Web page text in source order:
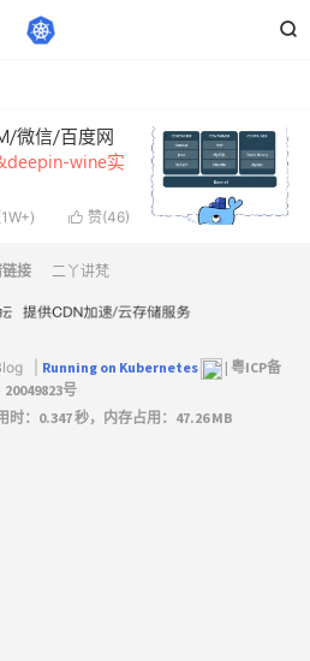

微信/百度网
wine实
 赞(46)
接 二丫讲梵
Running on Kubernetes | 粤ICP备
20049823号
时：0.347 秒，内存占用：47.26 MB